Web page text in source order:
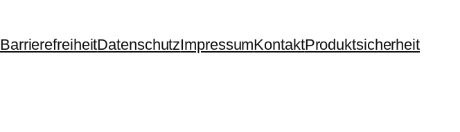
BarrierefreiheitDatenschutzImpressumKontaktProduktsicherheit